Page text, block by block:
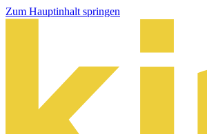
Zum Hauptinhalt springen